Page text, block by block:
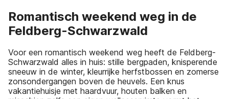
Romantisch weekend weg in de
Feldberg-Schwarzwald
Voor een romantisch weekend weg heeft de Feldberg-
Schwarzwald alles in huis: stille bergpaden, knisperende
sneeuw in de winter, kleurrijke herfstbossen en zomerse
zonsondergangen boven de heuvels. Een knus
vakantiehuisje met haardvuur, houten balken en